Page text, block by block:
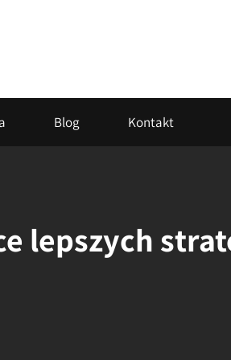
Blog Kontakt
lepszych